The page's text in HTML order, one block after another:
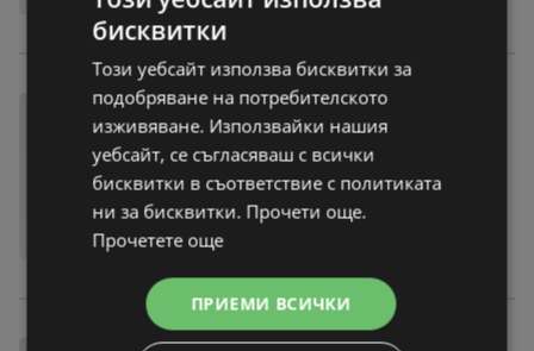
бисквитки
Този уебсайт използва бисквитки за
подобряване на потребителското
изживяване. Използвайки нашия
уебсайт, се съгласяваш с всички
бисквитки в съответствие с политиката
ни за бисквитки. Прочети още.
Прочетете още
ПРИЕМИ ВСИЧКИ